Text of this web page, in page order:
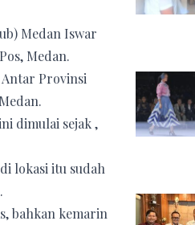
Medan Iswar
Medan.
Provinsi
dimulai sejak ,
lokasi itu sudah
bahkan kemarin